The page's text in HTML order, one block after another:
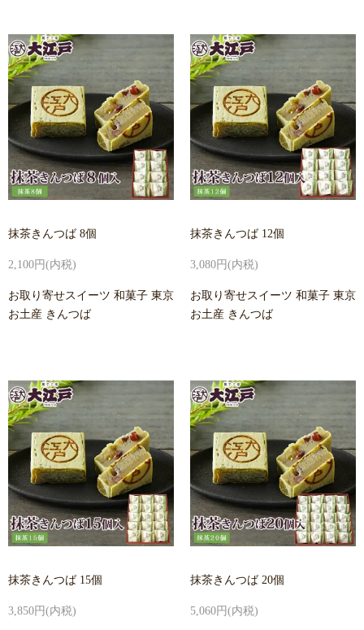
抹茶きんつば 8個
2,100円(内税)
お取り寄せスイーツ 和菓子 東京
お土産 きんつば
抹茶きんつば 12個
3,080円(内税)
お取り寄せスイーツ 和菓子 東京
お土産 きんつば
抹茶きんつば 15個
3,850円(内税)
抹茶きんつば 20個
5,060円(内税)